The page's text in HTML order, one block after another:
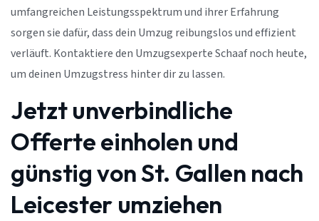
umfangreichen Leistungsspektrum und ihrer Erfahrung
sorgen sie dafür, dass dein Umzug reibungslos und effizient
verläuft. Kontaktiere den Umzugsexperte Schaaf noch heute,
um deinen Umzugstress hinter dir zu lassen.
Jetzt unverbindliche
Offerte einholen und
günstig von St. Gallen nach
Leicester umziehen